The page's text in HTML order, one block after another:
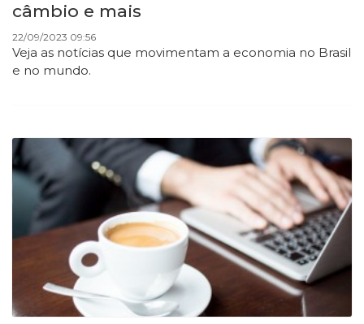
câmbio e mais
22/09/2023 09:56
Veja as notícias que movimentam a economia no Brasil
e no mundo.